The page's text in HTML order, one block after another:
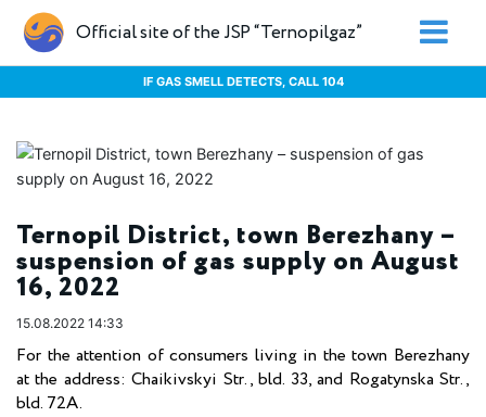
Official site of the JSP “Ternopilgaz”
IF GAS SMELL DETECTS, CALL 104
Ternopil District, town Berezhany –
suspension of gas supply on August
16, 2022
15.08.2022 14:33
For the attention of consumers living in the town Berezhany
at the address: Chaikivskyi Str., bld. 33, and Rogatynska Str.,
bld. 72А.